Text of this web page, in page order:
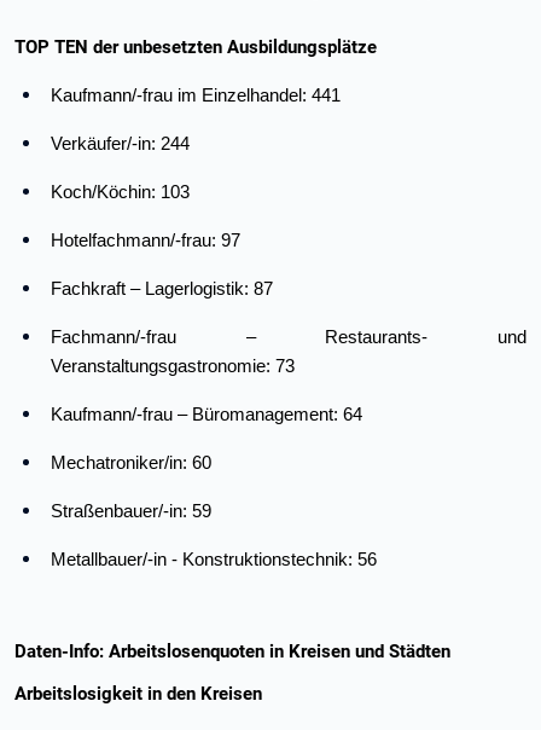
TOP TEN der unbesetzten Ausbildungsplätze
Kaufmann/-frau im Einzelhandel: 441
Verkäufer/-in: 244
Koch/Köchin: 103
Hotelfachmann/-frau: 97
Fachkraft – Lagerlogistik: 87
Fachmann/-frau ­– Restaurants- und
Veranstaltungsgastronomie: 73
Kaufmann/-frau – Büromanagement: 64
Mechatroniker/in: 60
Straßenbauer/-in: 59
Metallbauer/-in - Konstruktionstechnik: 56
Daten-Info: Arbeitslosenquoten in Kreisen und Städten
Arbeitslosigkeit in den Kreisen